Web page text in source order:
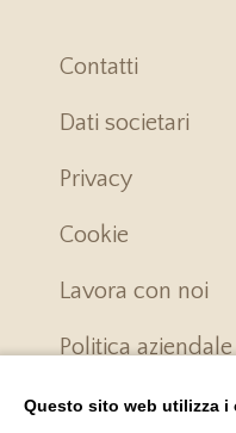
Contatti
Dati societari
Privacy
Cookie
Lavora con noi
Politica aziendale
Codici GDS
Questo sito web utilizza i